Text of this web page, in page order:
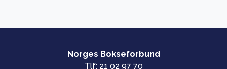
Norges Bokseforbund
Tlf: 21 02 97 70